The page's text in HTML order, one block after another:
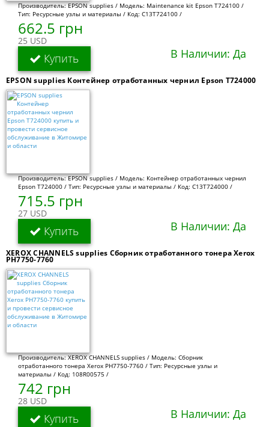
Производитель: EPSON supplies / Модель: Maintenance kit Epson T724100 /
Тип: Ресурсные узлы и материалы / Код: C13T724100 /
662.5 грн
25 USD
Купить В Наличии: Да
EPSON supplies Контейнер отработанных чернил Epson T724000
Производитель: EPSON supplies / Модель: Контейнер отработанных чернил
Epson T724000 / Тип: Ресурсные узлы и материалы / Код: C13T724000 /
715.5 грн
27 USD
Купить В Наличии: Да
XEROX CHANNELS supplies Сборник отработанного тонера Xerox
PH7750-7760
Производитель: XEROX CHANNELS supplies / Модель: Сборник
отработанного тонера Xerox PH7750-7760 / Тип: Ресурсные узлы и
материалы / Код: 108R00575 /
742 грн
28 USD
Купить В Наличии: Да